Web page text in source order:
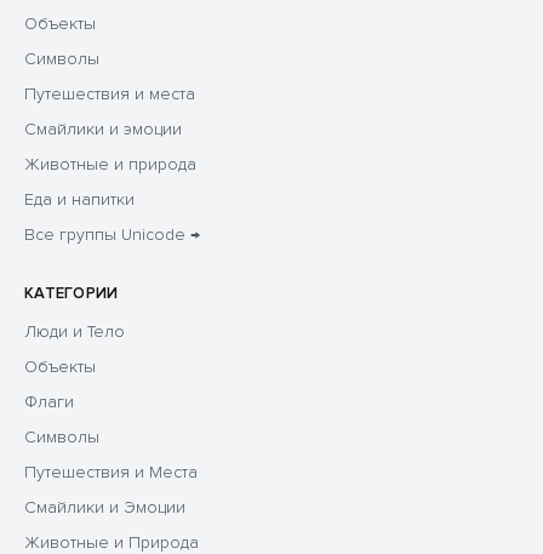
Объекты
Символы
Путешествия и места
Смайлики и эмоции
Животные и природа
Еда и напитки
Все группы Unicode →
КАТЕГОРИИ
Люди и Тело
Объекты
Флаги
Символы
Путешествия и Места
Смайлики и Эмоции
Животные и Природа